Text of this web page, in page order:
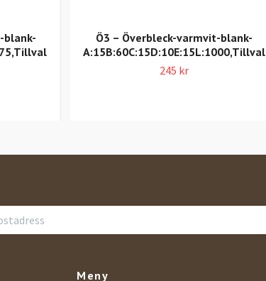
blank-
Ö3 – Överbleck-varmvit-blank-
A:15B:60C:15D:10E:15L:1000,Tillval
245 kr
Meny